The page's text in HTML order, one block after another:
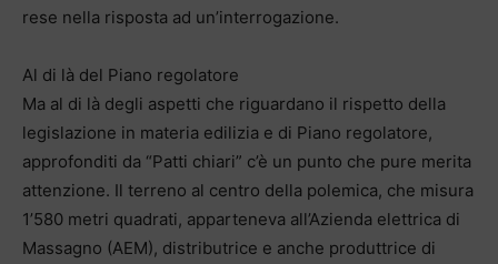
rese nella risposta ad un’interrogazione.
Al di là del Piano regolatore
Ma al di là degli aspetti che riguardano il rispetto della
legislazione in materia edilizia e di Piano regolatore,
approfonditi da “Patti chiari” c’è un punto che pure merita
attenzione. Il terreno al centro della polemica, che misura
1’580 metri quadrati, apparteneva all’Azienda elettrica di
Massagno (AEM), distributrice e anche produttrice di